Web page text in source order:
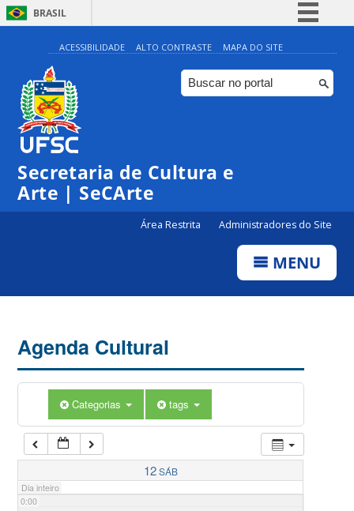
BRASIL
Simplifique!
Comunica BR
Participe
ACESSIBILIDADE ALTO CONTRASTE MAPA DO SITE
Secretaria de Cultura e
Arte | SeCArte
Área Restrita Administradores do Site
MENU
Agenda Cultural
Categorias tags
12SÁB
Dia inteiro
0:00